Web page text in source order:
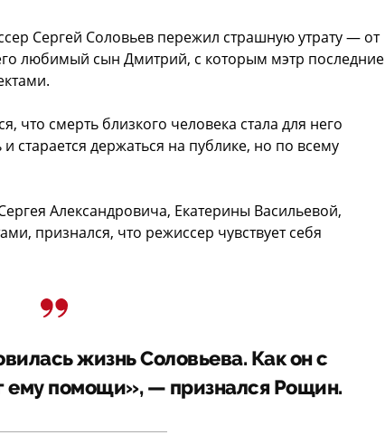
Сергей Соловьев пережил страшную утрату — от
любимый сын Дмитрий, с которым мэтр последние
что смерть близкого человека стала для него
старается держаться на публике, но по всему
Александровича, Екатерины Васильевой,
признался, что режиссер чувствует себя
жизнь Соловьева. Как он с
ему помощи», — признался Рощин.